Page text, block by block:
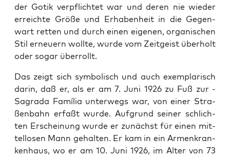
der Gotik ver­pflich­tet war und deren nie wie­der
erreich­te Grö­ße und Erha­ben­heit in die Gegen­
wart ret­ten und durch einen eige­nen, orga­ni­schen
Stil erneu­ern woll­te, wur­de vom Zeit­geist über­holt
oder sogar überrollt.
Das zeigt sich sym­bo­lisch und auch exem­pla­risch
dar­in, daß er, als er am 7. Juni 1926 zu Fuß zur ­
Sagra­da Famí­lia unter­wegs war, von einer Stra­
ßen­bahn erfaßt wur­de. Auf­grund sei­ner schlich­
ten Erschei­nung wur­de er zunächst für einen mit­
tel­lo­sen Mann gehal­ten. Er kam in ein Armen­kran­
ken­haus, wo er am 10. Juni 1926, im Alter von 73